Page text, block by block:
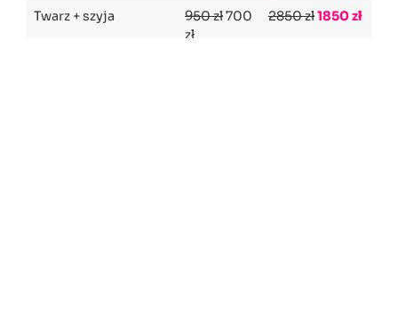
Twarz + szyja 950 zł700
zł
2850 zł1850 zł